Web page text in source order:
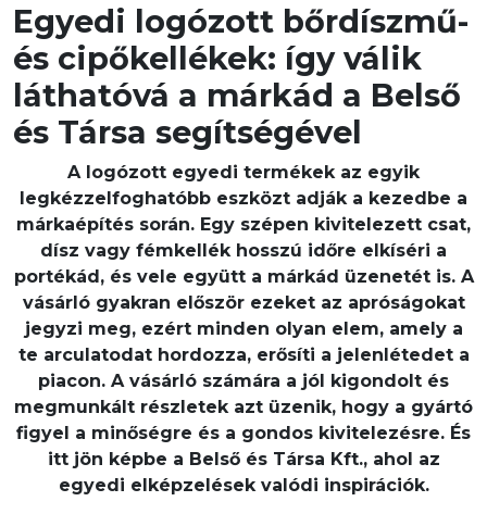
Egyedi logózott bőrdíszmű-
és cipőkellékek: így válik
láthatóvá a márkád a Belső
és Társa segítségével
A logózott egyedi termékek az egyik
legkézzelfoghatóbb eszközt adják a kezedbe a
márkaépítés során. Egy szépen kivitelezett csat,
dísz vagy fémkellék hosszú időre elkíséri a
portékád, és vele együtt a márkád üzenetét is. A
vásárló gyakran először ezeket az apróságokat
jegyzi meg, ezért minden olyan elem, amely a
te arculatodat hordozza, erősíti a jelenlétedet a
piacon. A vásárló számára a jól kigondolt és
megmunkált részletek azt üzenik, hogy a gyártó
figyel a minőségre és a gondos kivitelezésre. És
itt jön képbe a Belső és Társa Kft., ahol az
egyedi elképzelések valódi inspirációk.